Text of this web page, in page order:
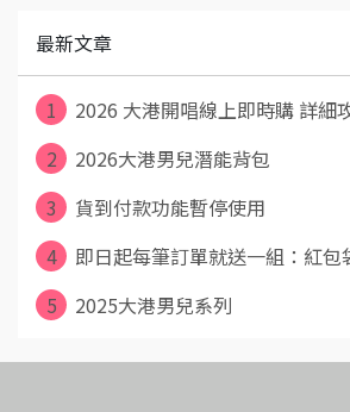
最新文章
1
2026 大港開唱線上即時購 詳細
2
2026大港男兒潛能背包
3
貨到付款功能暫停使用
4
即日起每筆訂單就送一組：紅
5
2025大港男兒系列